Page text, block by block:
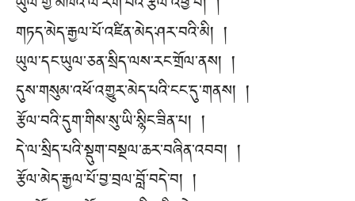
གཏད་མེད་རྒྱལ་པོ་འཛིན་མེད་ཤར་བའི་མི། །
ཡུལ་དང་ཡུལ་ཅན་སྲིད་ལས་རང་གྲོལ་ནས། །
དུས་གསུམ་འཕོ་འགྱུར་མེད་པའི་ངང་དུ་གནས། །
རྩོལ་བའི་དུག་གིས་སུ་ཡི་སྙིང་ཟིན་པ། །
དེ་ལ་སྲིད་པའི་སྡུག་བསྔལ་ཆར་བཞིན་འབབ། །
རྩོལ་མེད་རྒྱལ་པོ་བྱ་བྲལ་བློ་བདེ་བ། །